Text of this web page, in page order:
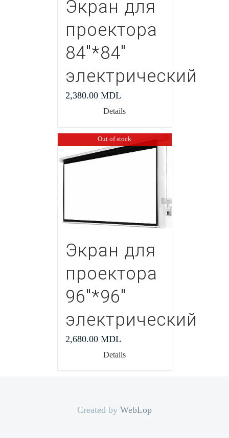
Экран для
проектора
84″*84″
электрический
2,380.00 MDL
Details
Out of stock
Экран для
проектора
96″*96″
электрический
2,680.00 MDL
Details
Created by WebLop